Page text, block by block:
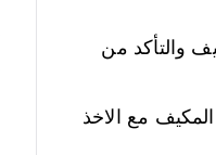
والتأكد من
مع الاخذ